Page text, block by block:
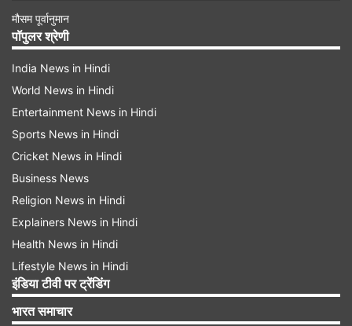
AUTO REFRESH
6:21 PM (IST)
Posted by Malaika Imam
ट्रंप की ईरान को चेतावनी- आज रात होगा 'बड़ा हमला'
अमेरिकी राष्ट्रपति डोनाल्ड ट्रंप ने कहा है कि अमेरिका आज
रात ईरान पर 'बहुत कड़ा' हमला करेगा। ट्रंप ने यह घोषणा
अपने सोशल मीडिया प्लेटफॉर्म 'ट्रुथ सोशल' पर की है।
उन्होंने कहा, "निकट भविष्य में किसी समय, हम खार्ग द्वीप और
अन्य तेल बुनियादी ढांचा स्थलों पर कब्जा कर लेंगे और उनके
तेल एवं गैस बाजारों पर पूरी तरह से नियंत्रण कर लेंगे, जैसा
कि हमने वेनेजुएला के साथ किया है।"
मौसम पूर्वानुमान
पॉपुलर श्रेणी
India News in Hindi
World News in Hindi
Entertainment News in Hindi
Sports News in Hindi
Cricket News in Hindi
Business News
Religion News in Hindi
Explainers News in Hindi
Health News in Hindi
Lifestyle News in Hindi
इंडिया टीवी पर ट्रेंडिंग
भारत समाचार